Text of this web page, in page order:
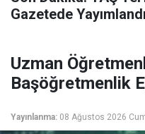
Gazetede Yayımlandı
Uzman
Başöğretmenlik
Yayınlanma: 08 Ağustos 2026